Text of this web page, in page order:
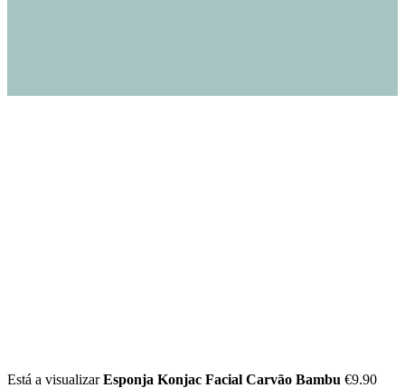
Está a visualizarEsponja Konjac Facial Carvão Bambu €9.90